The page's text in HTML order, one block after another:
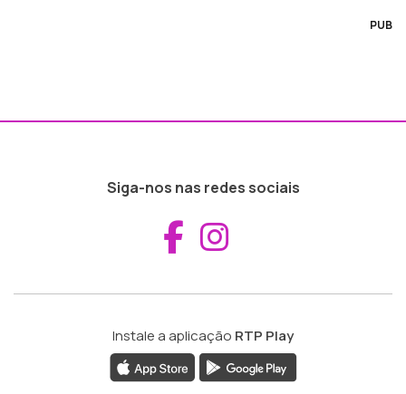
PUB
Siga-nos nas redes sociais
Aceder ao
Instale a aplicação RTP Play